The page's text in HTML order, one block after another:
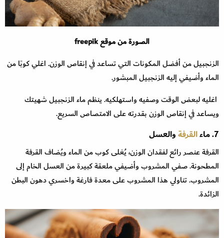
الصورة من موقع freepik
الزنجبيل من أفضل المكونات التي تساعد في إنقاص الوزن. اغلي كوبًا من
الماء وأضيفي إليه الزنجبيل المبشور.
اغليه لبعض الوقت وصفيه واستهلكيه. ينظم ماء الزنجبيل شهيتك
ويساعد في إنقاص الوزن بقدرته على الامتصاص السريع.
7. ماء القرفةوالعسل
القرفة عنصر رائع لفقدان الوزن، يُغلى كوب من الماء ويُضاف القرفة
المطحونة. صفي المشروب وأضيفي ملعقة كبيرة من العسل الخام إلى
المشروب. تناولي هذا المشروب على معدة فارغة واخسري دهون البطن
الزائدة.